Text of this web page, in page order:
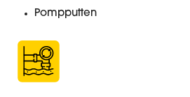
Pompputten